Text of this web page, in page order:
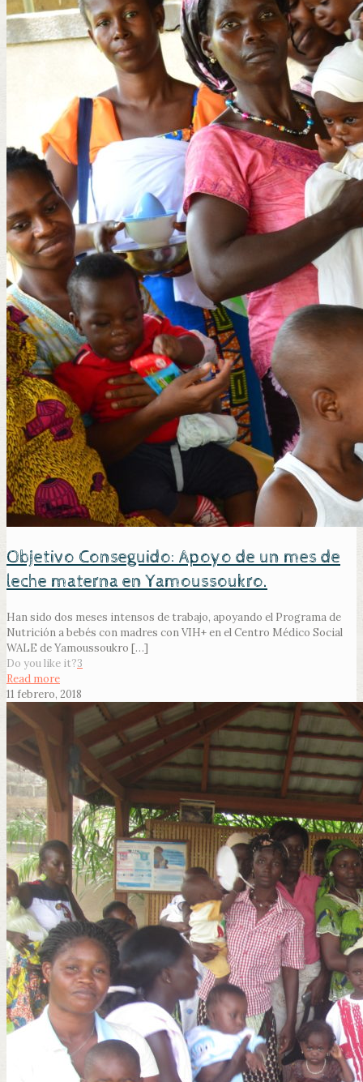
Objetivo Conseguido: Apoyo de un mes de
leche materna en Yamoussoukro.
Han sido dos meses intensos de trabajo, apoyando el Programa de
Nutrición a bebés con madres con VIH+ en el Centro Médico Social
WALE de Yamoussoukro […]
Do you like it?3
Read more
11 febrero, 2018